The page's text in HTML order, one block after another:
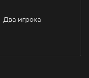
Два игрока